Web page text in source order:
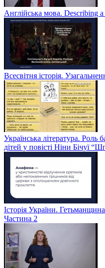
Англійська мова. Describing
Всесвітня історія.
Українська література. Роль
дітей у повісті Ніни Бічуї
Історія України.
Частина 2